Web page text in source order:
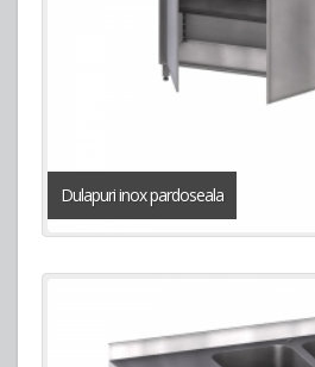
Dulapuri inox pardoseala